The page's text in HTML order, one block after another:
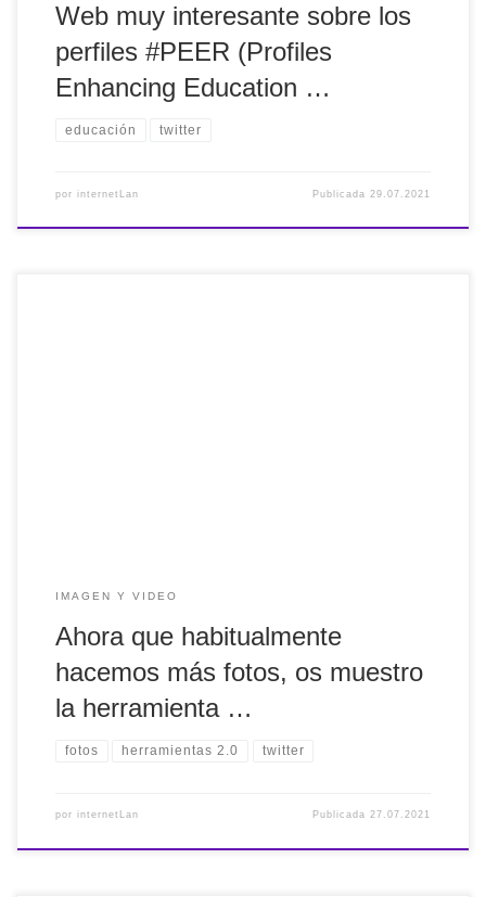
Web muy interesante sobre los
perfiles #PEER (Profiles
Enhancing Education …
educación twitter
por internetLan Publicada 29.07.2021
IMAGEN Y VIDEO
Ahora que habitualmente
hacemos más fotos, os muestro
la herramienta …
fotos herramientas 2.0 twitter
por internetLan Publicada27.07.2021